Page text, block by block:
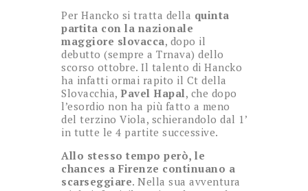
Per Hancko si tratta della quinta
partita con la nazionale
maggiore slovacca, dopo il
debutto (sempre a Trnava) dello
scorso ottobre. Il talento di Hancko
ha infatti ormai rapito il Ct della
Slovacchia, Pavel Hapal, che dopo
l’esordio non ha più fatto a meno
del terzino Viola, schierandolo dal 1’
in tutte le 4 partite successive.
Allo stesso tempo però, le
chances a Firenze continuano a
scarseggiare. Nella sua avventura